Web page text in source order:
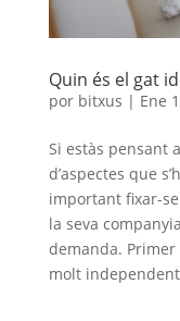
Quin és el gat
por bitxus | Ene
Si estàs pensant
d’aspectes que
important fixar-
la seva
demanda.
molt